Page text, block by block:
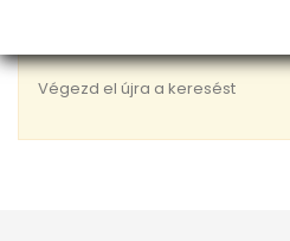
Elnézést kérünk a
Végezd el újra a keresést